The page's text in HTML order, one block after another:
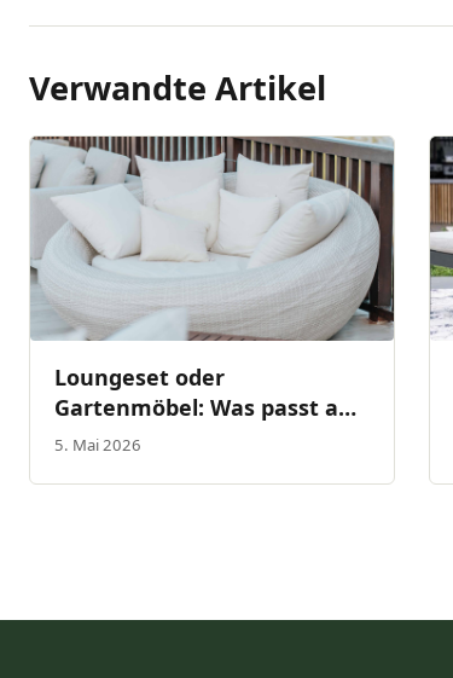
Verwandte Artikel
Loungeset oder
Gartenmöbel: Was passt am
besten zu dir?
5. Mai 2026